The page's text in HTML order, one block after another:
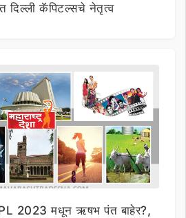
दिल्ली कॅपिटल्सचे नेतृत्व
2023 मधून ऋषभ पंत बाहेर?,